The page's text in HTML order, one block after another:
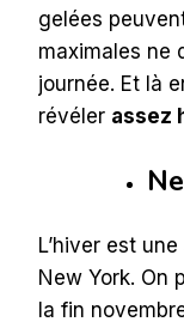
gelées
maximales ne
journée. Et là
révéler assez
L’hiver est
New York. On
la fin